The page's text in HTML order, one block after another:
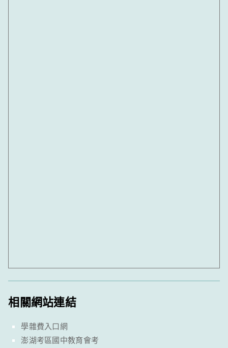
相關網站連結
學雜費入口網
澎湖考區國中教育會考